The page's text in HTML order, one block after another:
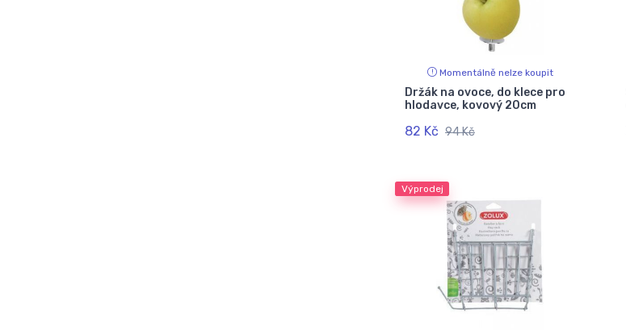
Momentálně nelze koupit
Držák na ovoce, do klece pro
hlodavce, kovový 20cm
82 Kč 94 Kč
Výprodej